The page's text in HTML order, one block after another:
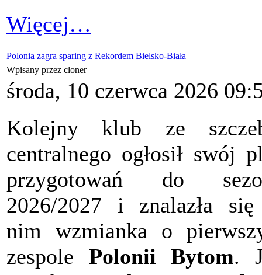
Więcej…
Polonia zagra sparing z Rekordem Bielsko-Biała
Wpisany przez cloner
środa, 10 czerwca 2026
Kolejny klub ze
centralnego ogłosił swój
przygotowań do
2026/2027 i znalazła
nim wzmianka o
zespole Polonii Bytom.